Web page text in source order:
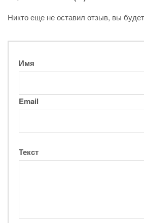
Никто еще не оставил отзыв, вы
Имя
Email
Текст